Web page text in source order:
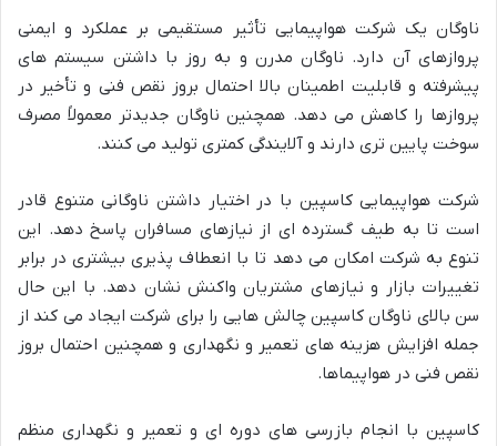
ناوگان یک شرکت هواپیمایی تأثیر مستقیمی بر عملکرد و ایمنی
پروازهای آن دارد. ناوگان مدرن و به روز با داشتن سیستم های
پیشرفته و قابلیت اطمینان بالا احتمال بروز نقص فنی و تأخیر در
پروازها را کاهش می دهد. همچنین ناوگان جدیدتر معمولاً مصرف
سوخت پایین تری دارند و آلایندگی کمتری تولید می کنند.
شرکت هواپیمایی کاسپین با در اختیار داشتن ناوگانی متنوع قادر
است تا به طیف گسترده ای از نیازهای مسافران پاسخ دهد. این
تنوع به شرکت امکان می دهد تا با انعطاف پذیری بیشتری در برابر
تغییرات بازار و نیازهای مشتریان واکنش نشان دهد. با این حال
سن بالای ناوگان کاسپین چالش هایی را برای شرکت ایجاد می کند از
جمله افزایش هزینه های تعمیر و نگهداری و همچنین احتمال بروز
نقص فنی در هواپیماها.
کاسپین با انجام بازرسی های دوره ای و تعمیر و نگهداری منظم